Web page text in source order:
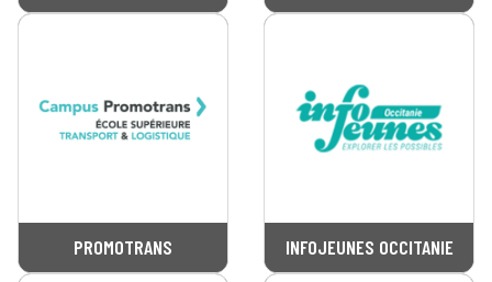
PROMOTRANS INFOJEUNES OCCITANIE